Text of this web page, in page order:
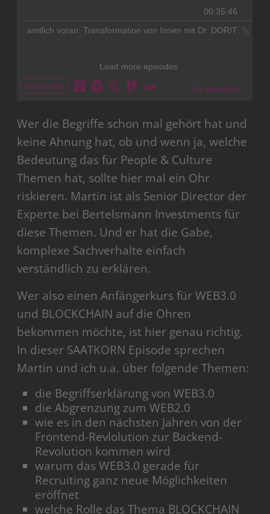
Wer die Begriffe schon mal gehört hat und
keine Ahnung hat, ob und wenn ja, welche
Bedeutung das für People & Culture
Themen hat, sollte hier mal ein Ohr
riskieren. Martin ist als Senior Director der
Experte bei Bertelsmann Investments für
diese Themen. Und er hat die Gabe,
komplexe Sachverhalte einfach
verständlich zu erklären.
Wer also einen Anfängerkurs für WEB3.0
und BLOCKCHAIN auf die Ohren
bekommen möchte, ist hier genau richtig.
In dieser SAATKORN Episode sprechen
Martin und ich u.a. über folgende Themen:
die Begriffserklärung von WEB3.0
die Abgrenzung zum WEB2.0
wie es in den nächsten Jahren von der
Frontend-Revlolution zur Backend-
Revolution kommen wird
warum das WEB3.0 gerade für
Recruiting ganz neue Möglichkeiten
eröffnet
welche Rolle das Thema BLOCKCHAIN